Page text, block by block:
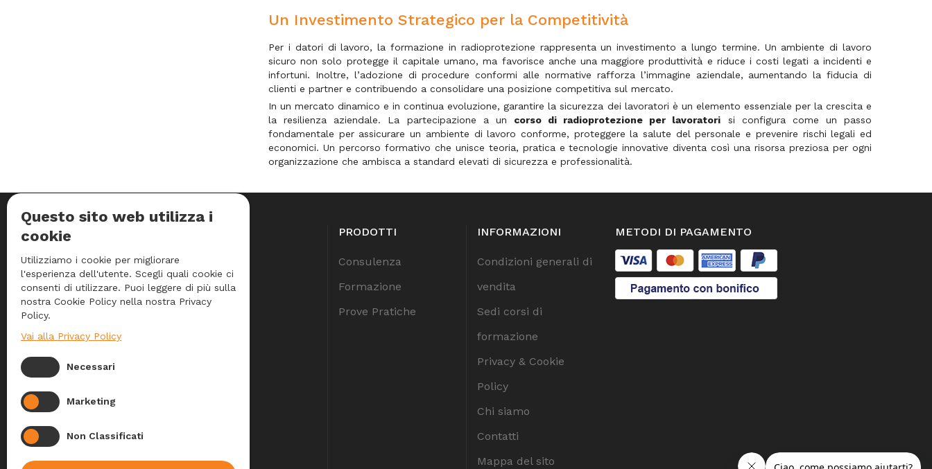
Un Investimento Strategico per la Competitività
Per i datori di lavoro, la formazione in radioprotezione rappresenta un investimento a lungo termine. Un ambiente di lavoro
sicuro non solo protegge il capitale umano, ma favorisce anche una maggiore produttività e riduce i costi legati a incidenti e
infortuni. Inoltre, l’adozione di procedure conformi alle normative rafforza l’immagine aziendale, aumentando la fiducia di
clienti e partner e contribuendo a consolidare una posizione competitiva sul mercato.
In un mercato dinamico e in continua evoluzione, garantire la sicurezza dei lavoratori è un elemento essenziale per la crescita e
la resilienza aziendale. La partecipazione a un corso di radioprotezione per lavoratori si configura come un passo
fondamentale per assicurare un ambiente di lavoro conforme, proteggere la salute del personale e prevenire rischi legali ed
economici. Un percorso formativo che unisce teoria, pratica e tecnologie innovative diventa così una risorsa preziosa per ogni
organizzazione che ambisca a standard elevati di sicurezza e professionalità.
INFORMAZIONI DI CONTATTO
Indirizzo:Silaq Service Srl
Via Giuseppe Di Vittorio, 23
20068 Peschiera Borromeo (MI)
Telefono:+39 02 250 341
E-mail: infsilaq@silaq.it
PRODOTTI
Consulenza
Formazione
Prove Pratiche
INFORMAZIONI
Condizioni generali di
vendita
Sedi corsi di
formazione
Privacy & Cookie
Policy
Chi siamo
Contatti
Mappa del sito
METODI DI PAGAMENTO
Questo sito web utilizza i
cookie
Utilizziamo i cookie per migliorare
l'esperienza dell'utente. Scegli quali cookie ci
consenti di utilizzare. Puoi leggere di più sulla
nostra Cookie Policy nella nostra Privacy
Policy.
Vai alla Privacy Policy
Necessari
Marketing
Non Classificati